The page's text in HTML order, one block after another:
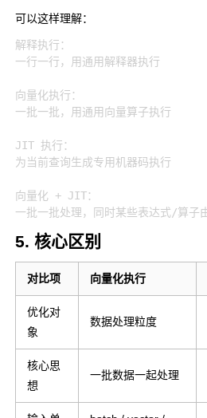
可以这样理解：
解释执行：
一行一行，用通用解释器执行
向量化执行：
一批一批，用通用向量算子执行
JIT 执行：
为当前查询生成专用机器码执行
向量化 + JIT：
5. 核心区别
对比项 向量化执行
优化对
象
数据处理粒度
核心思
想
一批数据一起处理